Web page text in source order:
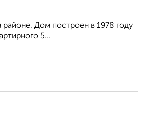
Дом построен в 1978 году
5...